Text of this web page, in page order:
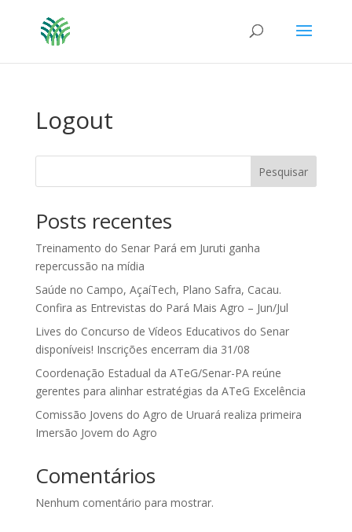
Logout
Pesquisar
Posts recentes
Treinamento do Senar Pará em Juruti ganha
repercussão na mídia
Saúde no Campo, AçaíTech, Plano Safra, Cacau.
Confira as Entrevistas do Pará Mais Agro – Jun/Jul
Lives do Concurso de Vídeos Educativos do Senar
disponíveis! Inscrições encerram dia 31/08
Coordenação Estadual da ATeG/Senar-PA reúne
gerentes para alinhar estratégias da ATeG Excelência
Comissão Jovens do Agro de Uruará realiza primeira
Imersão Jovem do Agro
Comentários
Nenhum comentário para mostrar.